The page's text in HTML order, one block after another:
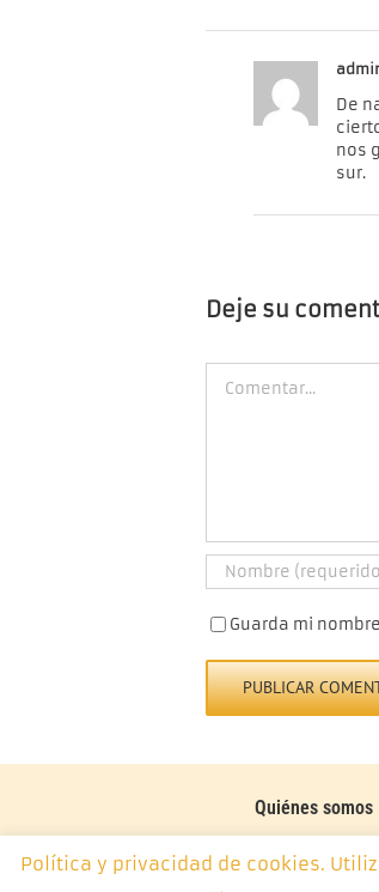
De
nos
sur.
Deje su
Guarda mi
Quiénes somos
Política y privacidad de cookies.